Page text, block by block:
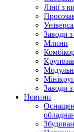
Лінії з
Заводи
Млини
Заводи
Новини